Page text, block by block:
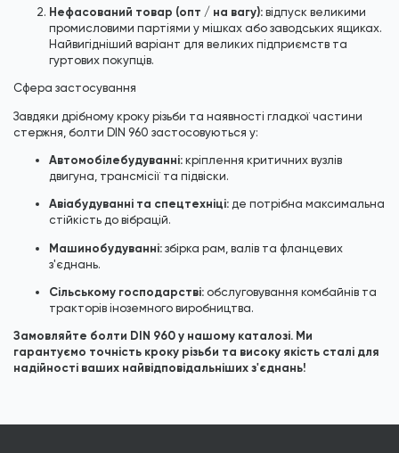
Нефасований товар (опт / на вагу): відпуск великими
промисловими партіями у мішках або заводських ящиках.
Найвигідніший варіант для великих підприємств та
гуртових покупців.
Сфера застосування
Завдяки дрібному кроку різьби та наявності гладкої частини
стержня, болти DIN 960 застосовуються у:
Автомобілебудуванні: кріплення критичних вузлів
двигуна, трансмісії та підвіски.
Авіабудуванні та спецтехніці: де потрібна максимальна
стійкість до вібрацій.
Машинобудуванні: збірка рам, валів та фланцевих
з'єднань.
Сільському господарстві: обслуговування комбайнів та
тракторів іноземного виробництва.
Замовляйте болти DIN 960 у нашому каталозі. Ми
гарантуємо точність кроку різьби та високу якість сталі для
надійності ваших найвідповідальніших з'єднань!